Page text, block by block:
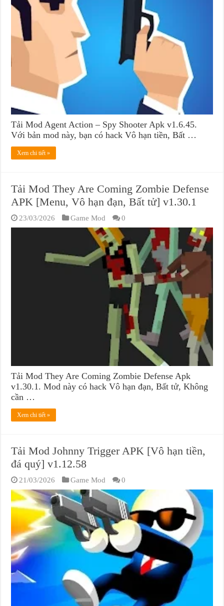
Tải Mod Agent Action – Spy Shooter Apk v1.6.45.
Với bản mod này, bạn có hack Vô hạn tiền, Bất …
Xem chi tiết »
Tải Mod They Are Coming Zombie Defense
APK [Menu, Vô hạn đạn, Bất tử] v1.30.1
23/03/2026 Game Mod 0
Tải Mod They Are Coming Zombie Defense Apk
v1.30.1. Mod này có hack Vô hạn đạn, Bất tử, Không
cần …
Xem chi tiết »
Tải Mod Johnny Trigger APK [Vô hạn tiền,
đá quý] v1.12.58
21/03/2026 Game Mod 0